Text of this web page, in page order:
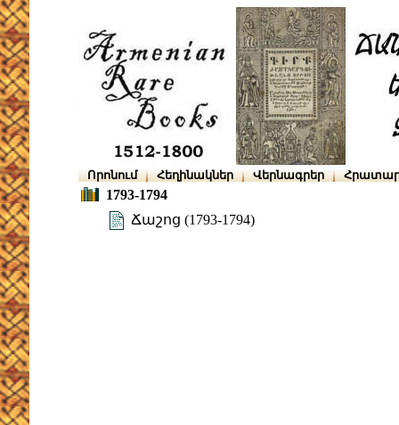
Որոնում Հեղինակներ Վերնագրեր
1793-1794
Ճաշոց (1793-1794)